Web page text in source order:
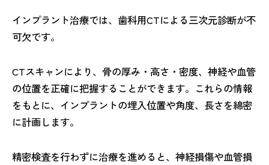
インプラント治療では、歯科用CTによる三次元診断が不
可欠です。
CTスキャンにより、骨の厚み・高さ・密度、神経や血管
の位置を正確に把握することができます。これらの情報
をもとに、インプラントの埋入位置や角度、長さを綿密
に計画します。
精密検査を行わずに治療を進めると、神経損傷や血管損